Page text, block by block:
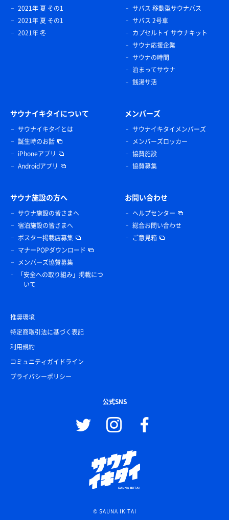
2021年 夏 その1
2021年 夏 その1
2021年 冬
サバス 移動型サウナバス
サバス 2号車
カプセルトイ サウナキット
サウナ応援企業
サウナの時間
泊まってサウナ
銭湯サ活
サウナイキタイについて
サウナイキタイとは
誕生時のお話
iPhoneアプリ
Androidアプリ
メンバーズ
サウナイキタイメンバーズ
メンバーズロッカー
協賛施設
協賛募集
サウナ施設の方へ
サウナ施設の皆さまへ
宿泊施設の皆さまへ
ポスター掲載店募集
マナーPOPダウンロード
メンバーズ協賛募集
「安全への取り組み」掲載につ
いて
お問い合わせ
ヘルプセンター
総合お問い合わせ
ご意見箱
推奨環境
特定商取引法に基づく表記
利用規約
コミュニティガイドライン
プライバシーポリシー
公式SNS
© SAUNA IKITAI